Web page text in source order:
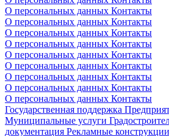
О персональных данных Контакты
О персональных данных Контакты
О персональных данных Контакты
О персональных данных Контакты
О персональных данных Контакты
О персональных данных Контакты
О персональных данных Контакты
О персональных данных Контакты
О персональных данных Контакты
Государственная поддержка
Муниципальные услуги
документация Рекламные конструкции